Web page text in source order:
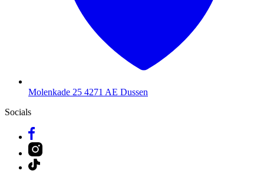
Molenkade 25 4271 AE Dussen
Socials